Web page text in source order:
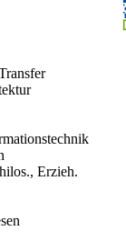
Erzieh.